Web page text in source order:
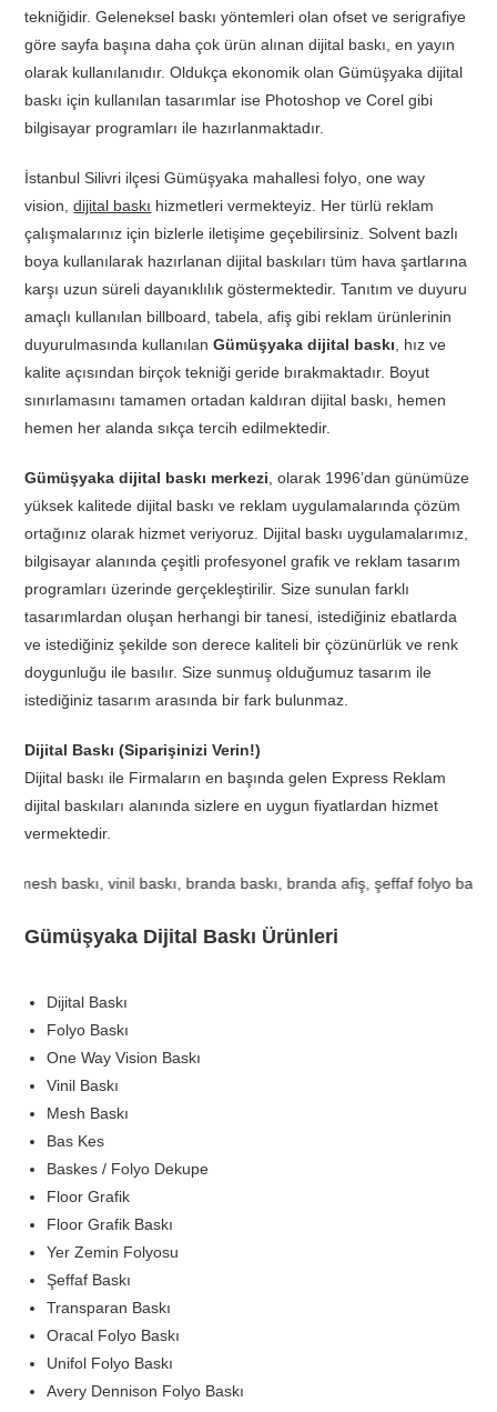
tekniğidir. Geleneksel baskı yöntemleri olan ofset ve serigrafiye
göre sayfa başına daha çok ürün alınan dijital baskı, en yayın
olarak kullanılanıdır. Oldukça ekonomik olan Gümüşyaka dijital
baskı için kullanılan tasarımlar ise Photoshop ve Corel gibi
bilgisayar programları ile hazırlanmaktadır.
İstanbul Silivri ilçesi Gümüşyaka mahallesi folyo, one way
vision,dijital baskı hizmetleri vermekteyiz. Her türlü reklam
çalışmalarınız için bizlerle iletişime geçebilirsiniz. Solvent bazlı
boya kullanılarak hazırlanan dijital baskıları tüm hava şartlarına
karşı uzun süreli dayanıklılık göstermektedir. Tanıtım ve duyuru
amaçlı kullanılan billboard, tabela, afiş gibi reklam ürünlerinin
duyurulmasında kullanılanGümüşyaka dijital baskı, hız ve
kalite açısından birçok tekniği geride bırakmaktadır. Boyut
sınırlamasını tamamen ortadan kaldıran dijital baskı, hemen
hemen her alanda sıkça tercih edilmektedir.
Gümüşyaka dijital baskı merkezi, olarak 1996’dan günümüze
yüksek kalitede dijital baskı ve reklam uygulamalarında çözüm
ortağınız olarak hizmet veriyoruz. Dijital baskı uygulamalarımız,
bilgisayar alanında çeşitli profesyonel grafik ve reklam tasarım
programları üzerinde gerçekleştirilir. Size sunulan farklı
tasarımlardan oluşan herhangi bir tanesi, istediğiniz ebatlarda
ve istediğiniz şekilde son derece kaliteli bir çözünürlük ve renk
doygunluğu ile basılır. Size sunmuş olduğumuz tasarım ile
istediğiniz tasarım arasında bir fark bulunmaz.
Dijital Baskı (Siparişinizi Verin!)
Dijital baskı ile Firmaların en başında gelen Express Reklam
dijital baskıları alanında sizlere en uygun fiyatlardan hizmet
vermektedir.
one way vision baskı,
Gümüşyaka Dijital Baskı Ürünleri
Dijital Baskı
Folyo Baskı
One Way Vision Baskı
Vinil Baskı
Mesh Baskı
Bas Kes
Baskes / Folyo Dekupe
Floor Grafik
Floor Grafik Baskı
Yer Zemin Folyosu
Şeffaf Baskı
Transparan Baskı
Oracal Folyo Baskı
Unifol Folyo Baskı
Avery Dennison Folyo Baskı